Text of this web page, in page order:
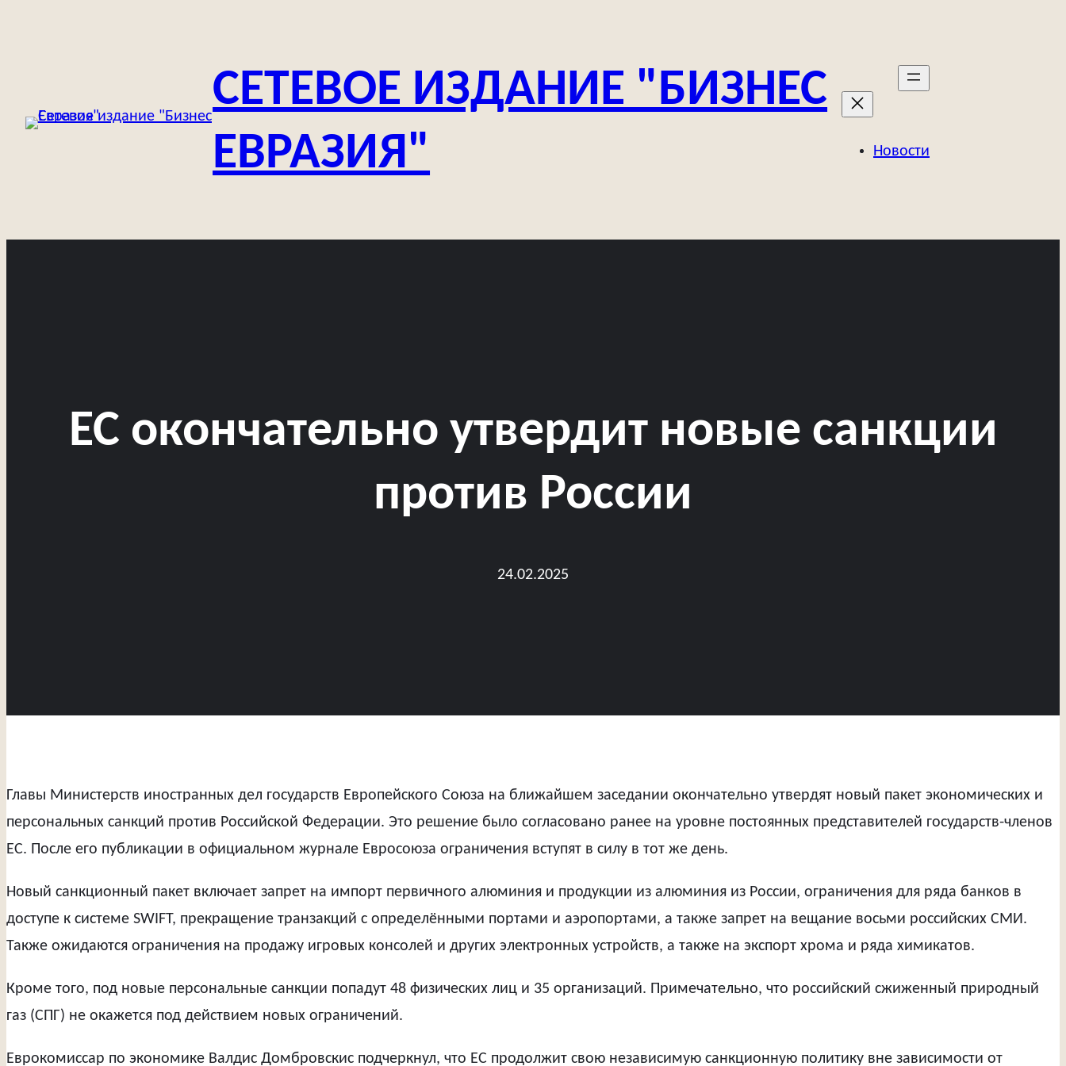
СЕТЕВОЕ ИЗДАНИЕ "БИЗНЕС
ЕВРАЗИЯ"
Новости
ЕС окончательно утвердит новые санкции
против России
24.02.2025
Главы Министерств иностранных дел государств Европейского Союза на ближайшем заседании окончательно утвердят новый пакет экономических и
персональных санкций против Российской Федерации. Это решение было согласовано ранее на уровне постоянных представителей государств-членов
ЕС. После его публикации в официальном журнале Евросоюза ограничения вступят в силу в тот же день.
Новый санкционный пакет включает запрет на импорт первичного алюминия и продукции из алюминия из России, ограничения для ряда банков в
доступе к системе SWIFT, прекращение транзакций с определёнными портами и аэропортами, а также запрет на вещание восьми российских СМИ.
Также ожидаются ограничения на продажу игровых консолей и других электронных устройств, а также на экспорт хрома и ряда химикатов.
Кроме того, под новые персональные санкции попадут 48 физических лиц и 35 организаций. Примечательно, что российский сжиженный природный
газ (СПГ) не окажется под действием новых ограничений.
Еврокомиссар по экономике Валдис Домбровскис подчеркнул, что ЕС продолжит свою независимую санкционную политику вне зависимости от